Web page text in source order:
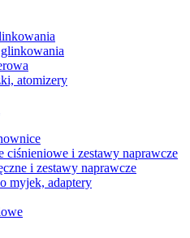
atomizery
ciśnieniowe i zestawy naprawcze
i zestawy naprawcze
myjek, adaptery